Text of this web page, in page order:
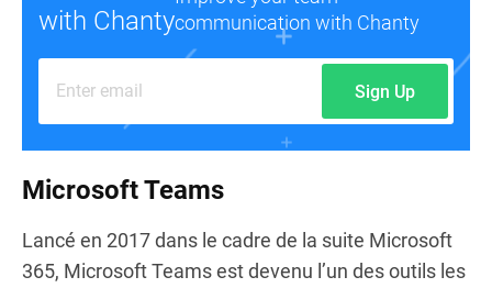
with Chantycommunication with Chanty
Sign Up
Microsoft Teams
Lancé en 2017 dans le cadre de la suite Microsoft
365, Microsoft Teams est devenu l’un des outils les